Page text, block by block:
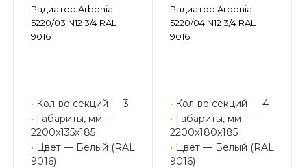
Радиатор Arbonia
5220/03 N12 3/4 RAL
9016
• Кол-во секций — 3
• Габариты, мм —
2200x135x185
• Цвет — Белый (RAL
9016)
Радиатор Arbonia
5220/04 N12 3/4 RAL
9016
• Кол-во секций — 4
• Габариты, мм —
2200x180x185
• Цвет — Белый (RAL
9016)